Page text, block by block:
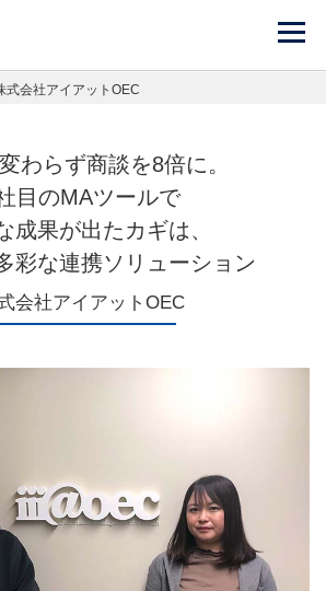
式会社アイアットOEC
わらず商談を8倍に。
目のMAツールで
成果が出たカギは、
彩な連携ソリューション
会社アイアットOEC